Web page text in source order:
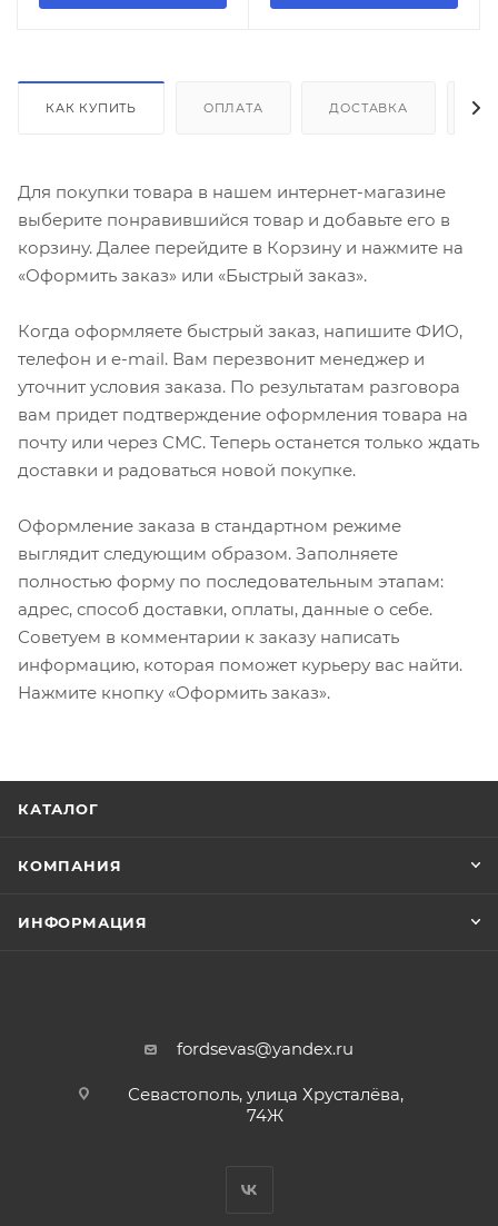
КАК КУПИТЬ ОПЛАТА ДОСТАВКА
Для покупки товара в нашем интернет-магазине
выберите понравившийся товар и добавьте его в
корзину. Далее перейдите в Корзину и нажмите на
«Оформить заказ» или «Быстрый заказ».
Когда оформляете быстрый заказ, напишите ФИО,
телефон и e-mail. Вам перезвонит менеджер и
уточнит условия заказа. По результатам разговора
вам придет подтверждение оформления товара на
почту или через СМС. Теперь останется только ждать
доставки и радоваться новой покупке.
Оформление заказа в стандартном режиме
выглядит следующим образом. Заполняете
полностью форму по последовательным этапам:
адрес, способ доставки, оплаты, данные о себе.
Советуем в комментарии к заказу написать
информацию, которая поможет курьеру вас найти.
Нажмите кнопку «Оформить заказ».
КАТАЛОГ
КОМПАНИЯ
ИНФОРМАЦИЯ
fordsevas@yandex.ru
Севастополь, улица Хрусталёва,
74Ж